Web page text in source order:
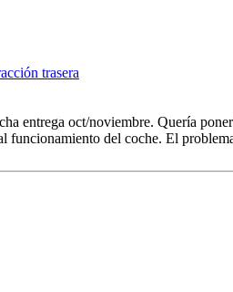
trasera
entrega oct/noviembre. Quería
funcionamiento del coche. El